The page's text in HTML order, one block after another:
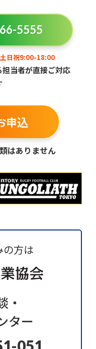
5555
日祝9:00-18:00
当者が直接ご対応
申込
はありません
の方は
・
ター
051